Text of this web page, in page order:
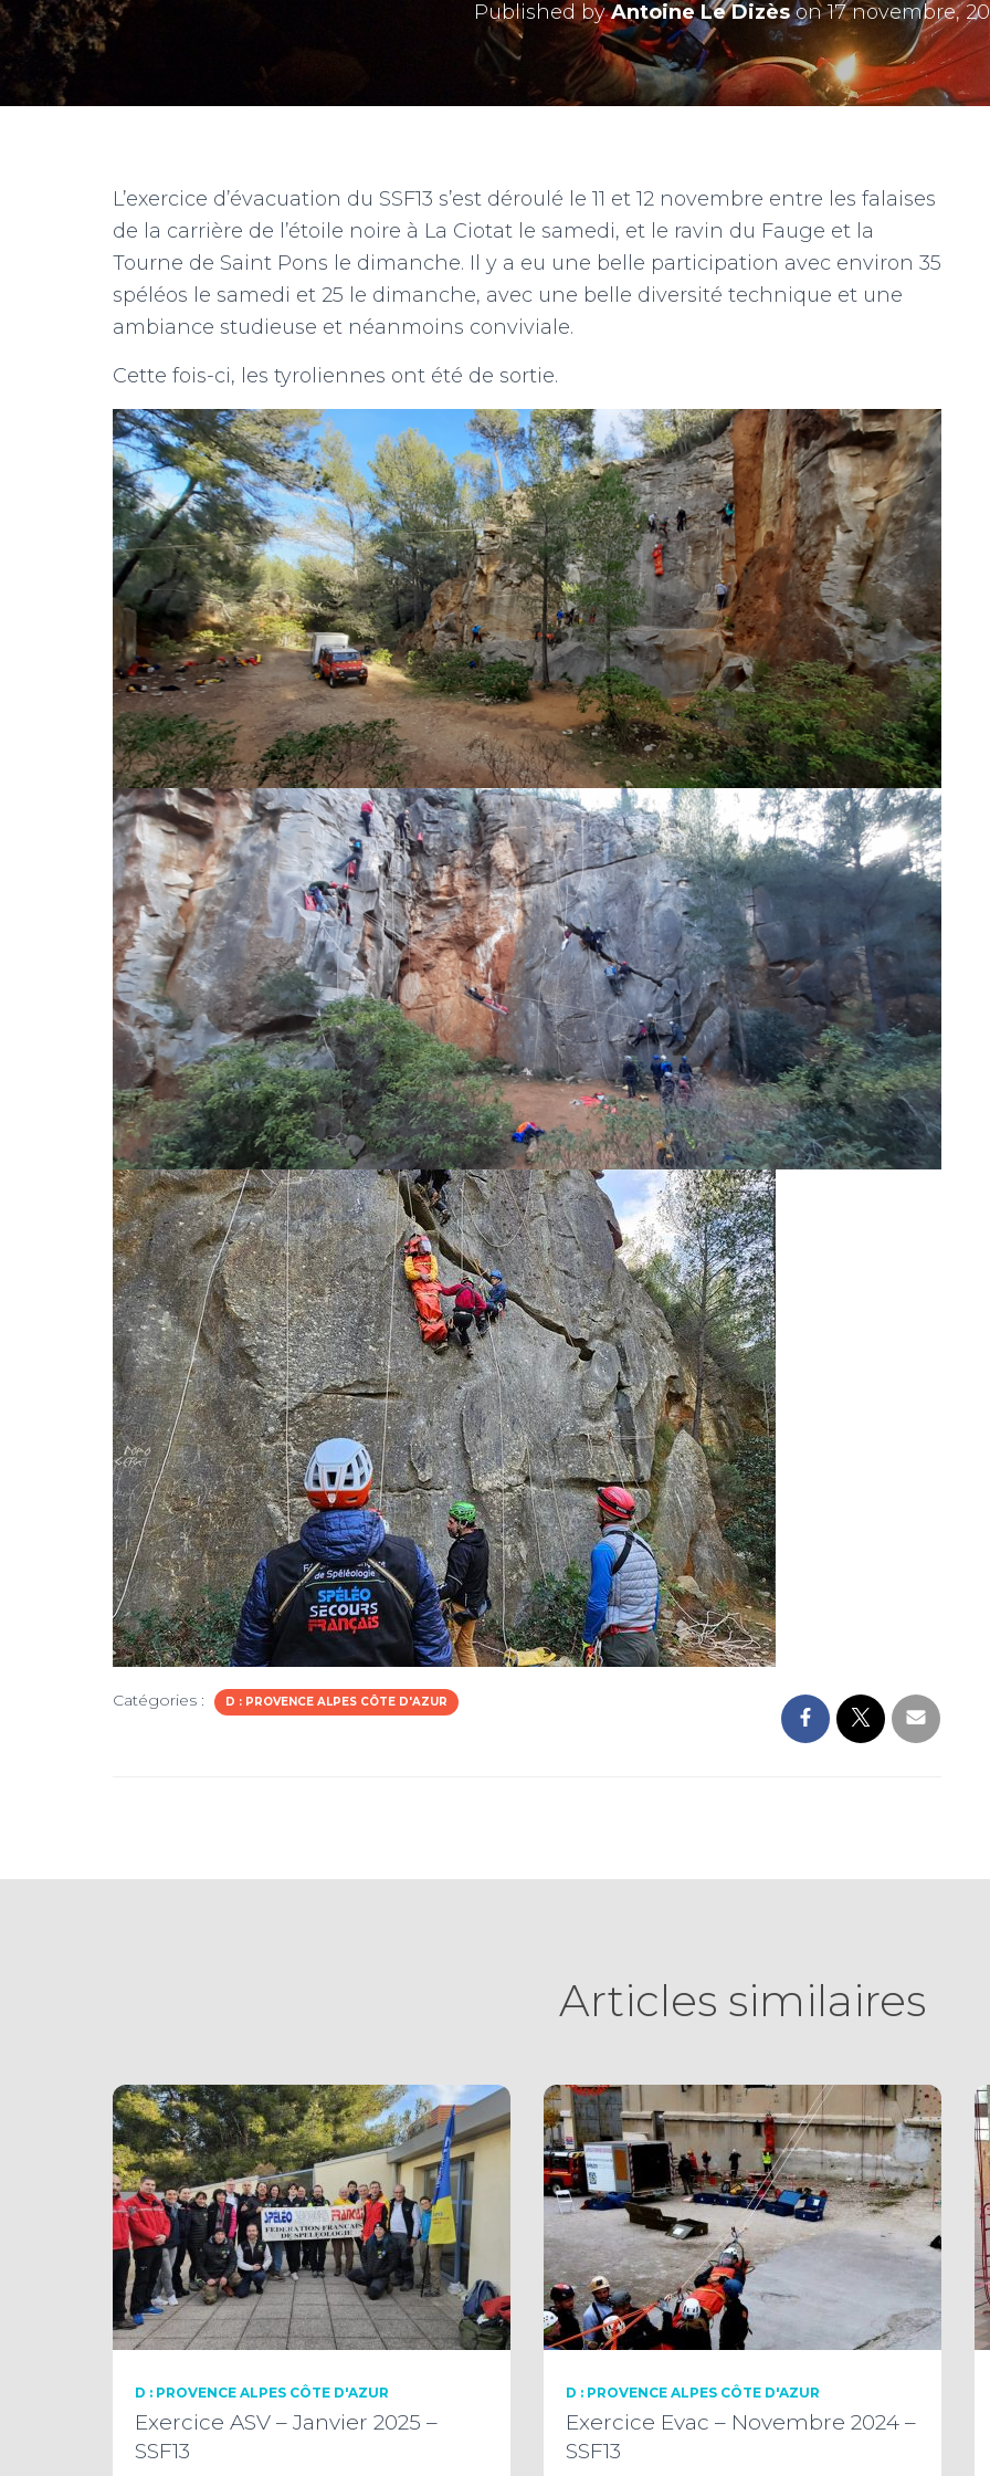
Published byAntoine Le Dizèson17 novembre,
L’exercice d’évacuation du SSF13 s’est déroulé le 11 et 12 novembre entre les falaises
de la carrière de l’étoile noire à La Ciotat le samedi, et le ravin du Fauge et la
Tourne de Saint Pons le dimanche. Il y a eu une belle participation avec environ 35
spéléos le samedi et 25 le dimanche, avec une belle diversité technique et une
ambiance studieuse et néanmoins conviviale.
Cette fois-ci, les tyroliennes ont été de sortie.
Catégories : D : PROVENCE ALPES CÔTE D'AZUR
Articles similaires
D : PROVENCE ALPES CÔTE D'AZUR
Exercice ASV – Janvier 2025 –
SSF13
D : PROVENCE ALPES CÔTE D'AZUR
Exercice Evac – Novembre 2024 –
SSF13